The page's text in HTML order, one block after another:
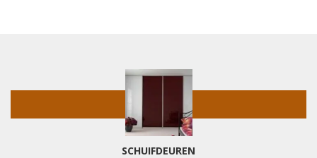
SCHUIFDEUREN